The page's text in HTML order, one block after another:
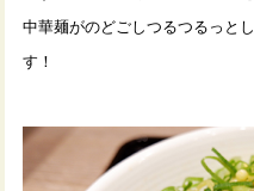
中華麺がのどごしつるつるっと
す！